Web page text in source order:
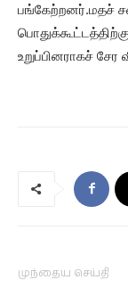
பங்கேற்றனர்.மதச்
பொதுக்கூட்டத்திற்கு
உறுப்பினராகச்
முந்தைய செய்தி